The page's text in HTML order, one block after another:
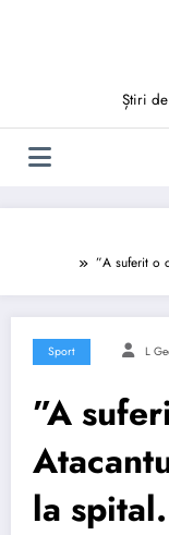
Știri
”A suferit o
Sport L
”A
la spital.